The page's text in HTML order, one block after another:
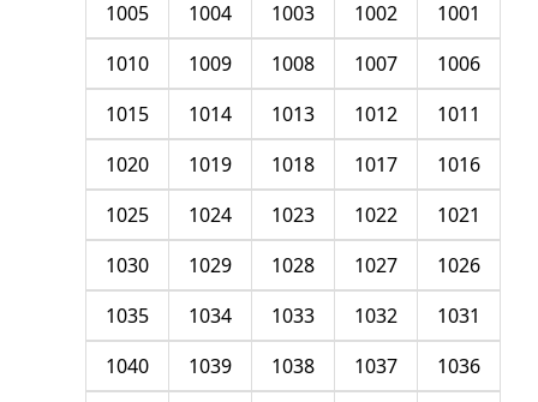
1001
1002
1003
1004
1005
1006
1007
1008
1009
1010
1011
1012
1013
1014
1015
1016
1017
1018
1019
1020
1021
1022
1023
1024
1025
1026
1027
1028
1029
1030
1031
1032
1033
1034
1035
1036
1037
1038
1039
1040